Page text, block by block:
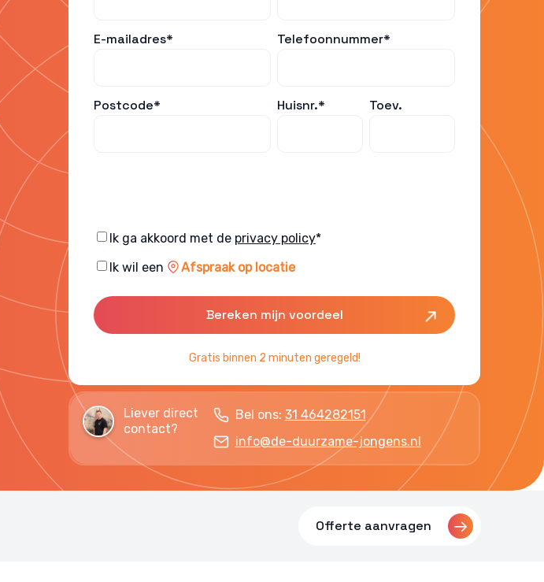
E-mailadres* Telefoonnummer*
Postcode* Huisnr.* Toev.
Consent
Ik ga akkoord met de privacy policy*
Consent
Ik wil een Afspraak op locatie
Gratis binnen 2 minuten geregeld!
Liever direct
contact?
Bel ons: 31 464282151
info@de-duurzame-jongens.nl
Offerte aanvragen